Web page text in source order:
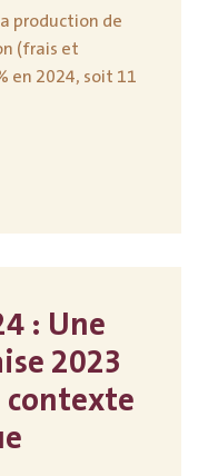
production de
(frais et
en 2024, soit 11
: Une
2023
contexte